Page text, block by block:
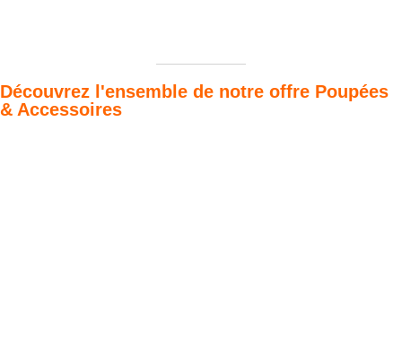
Découvrez l'ensemble de notre offre Poupées
& Accessoires